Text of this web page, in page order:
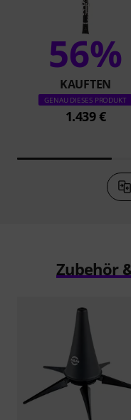
56%
KAUFTEN
GENAU DIESES PRODUKT
1.439 €
Zubehör